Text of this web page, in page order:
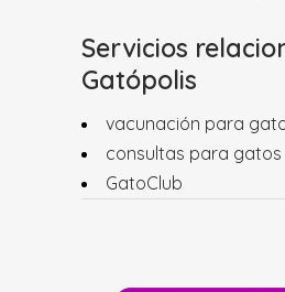
Servicios
Gatópolis
vacunación para
consultas para gatos
GatoClub